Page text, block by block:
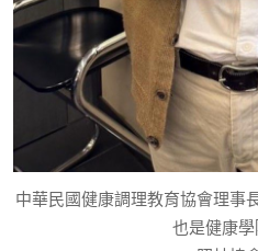
中華民國健康調理教育協會理事
也是健康學